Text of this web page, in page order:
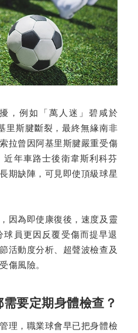
，例如「萬人迷」碧咸於
里斯腱斷裂，最終無緣南非
拉曾因阿基里斯腱嚴重受傷
年車路士後衛韋斯利科芬
期缺陣，可見即使頂級球星
因為即使康復後，速度及靈
員更因反覆受傷而提早退
活動度分析、超聲波檢查及
傷風險。
要定期身體檢查？
理，職業球會早已把身體檢